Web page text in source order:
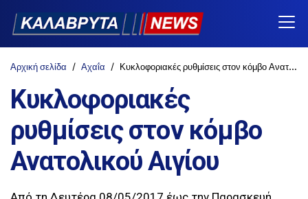
Αρχική σελίδα Αχαΐα Κυκλοφοριακές ρυθμίσεις στον κόμβο Ανατολικού Αιγίου
Κυκλοφοριακές
ρυθμίσεις στον κόμβο
Ανατολικού Αιγίου